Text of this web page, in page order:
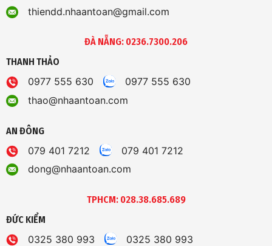
thiendd.nhaantoan@gmail.com
ĐÀ NẴNG: 0236.7300.206
THANH THẢO
0977 555 630
0977 555 630
thao@nhaantoan.com
AN ĐÔNG
079 401 7212
079 401 7212
dong@nhaantoan.com
TPHCM: 028.38.685.689
ĐỨC KIỂM
0325 380 993
0325 380 993